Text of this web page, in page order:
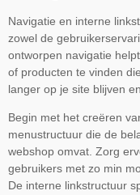
Navigatie en interne
zowel de
ontworpen navigatie
of producten te vinden
langer op je site blijven
Begin met het creëren
menustructuur die de
webshop omvat. Zorg
gebruikers met zo min
De interne linkstructuur